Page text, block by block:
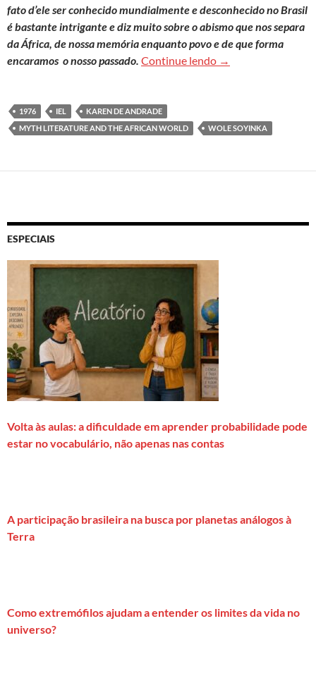
fato d’ele ser conhecido mundialmente e desconhecido no Brasil
é bastante intrigante e diz muito sobre o abismo que nos separa
da África, de nossa memória enquanto povo e de que forma
encaramos o nosso passado. Continue lendo Traduzir Wole
→
1976 IEL
KAREN DE ANDRADE
MYTH LITERATURE AND THE AFRICAN WORLD
WOLE SOYINKA
ESPECIAIS
Volta às aulas: a dificuldade em aprender probabilidade pode
estar no vocabulário, não apenas nas contas
A participação brasileira na busca por planetas análogos à
Terra
Como extremófilos ajudam a entender os limites da vida no
universo?